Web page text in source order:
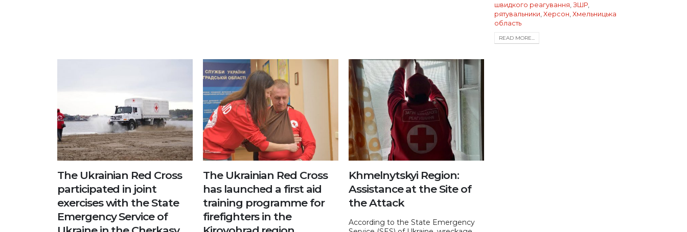
швидкого реагування ЗШР
рятувальники Херсон Хмельницька
область
READ MORE...
The Ukrainian Red Cross
participated in joint
exercises with the State
Emergency Service of
The Ukrainian Red Cross
has launched a first aid
training programme for
firefighters in the
Khmelnytskyi Region:
Assistance at the Site of
the Attack
According to the State Emergency